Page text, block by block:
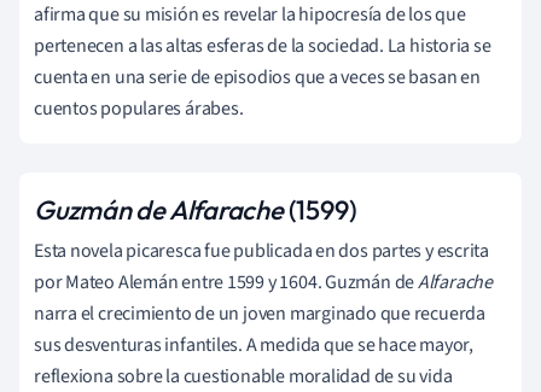
afirma que su misión es revelar la hipocresía de los que
pertenecen a las altas esferas de la sociedad. La historia se
cuenta en una serie de episodios que a veces se basan en
cuentos populares árabes.
Guzmán de Alfarache(1599)
Esta novela picaresca fue publicada en dos partes y escrita
por Mateo Alemán entre 1599 y 1604. Guzmán deAlfarache
narra el crecimiento de un joven marginado que recuerda
sus desventuras infantiles. A medida que se hace mayor,
reflexiona sobre la cuestionable moralidad de su vida